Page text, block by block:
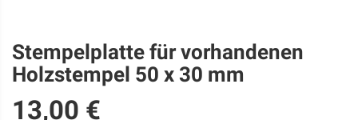
Zum
Anfang
der
springen
Stempelplatte für vorhandenen
Holzstempel 50 x 30 mm
13,00 €